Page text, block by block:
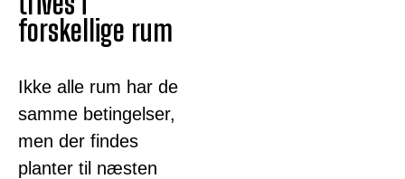
forskellige rum
Ikke alle rum har de
samme betingelser,
men der findes
planter til næsten